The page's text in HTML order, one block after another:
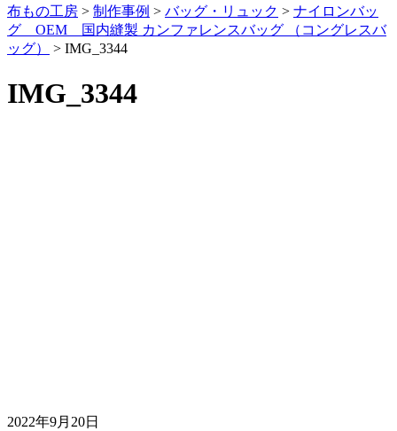
布もの工房 > 制作事例 > バッグ・リュック > ナイロンバッ
グ OEM 国内縫製 カンファレンスバッグ （コングレスバ
ッグ）
> IMG_3344
IMG_3344
2022年9月20日